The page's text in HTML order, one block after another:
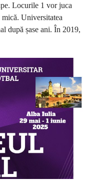
Locurile 1 vor juca
Universitatea
după șase ani. În 2019,